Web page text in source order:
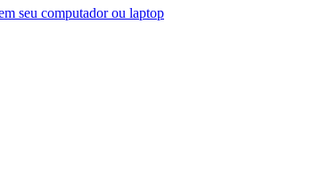
seu computador ou laptop